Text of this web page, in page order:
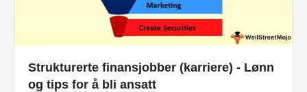
Strukturerte finansjobber (karriere) - Lønn
og tips for å bli ansatt